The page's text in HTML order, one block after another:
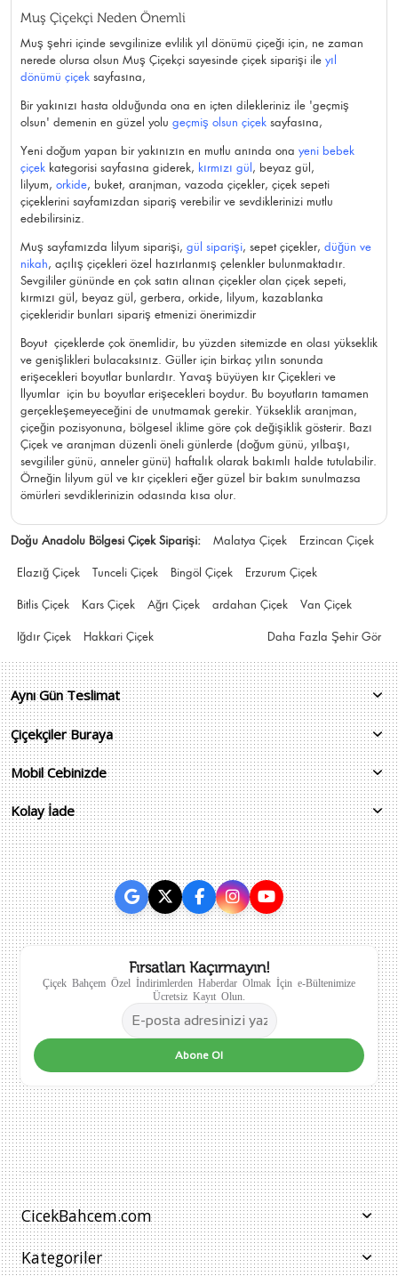
Muş Çiçekçi Neden Önemli
Muş şehri içinde sevgilinize evlilik yıl dönümü çiçeği için, ne zaman
nerede olursa olsun Muş Çiçekçi sayesinde çiçek siparişi ile yıl
dönümü çiçek sayfasına,
Bir yakınızı hasta olduğunda ona en içten dilekleriniz ile 'geçmiş
olsun' demenin en güzel yolu geçmiş olsun çiçek sayfasına,
Yeni doğum yapan bir yakınızın en mutlu anında ona yeni bebek
çiçek kategorisi sayfasına giderek, kırmızı gül, beyaz gül,
lilyum, orkide, buket, aranjman, vazoda çiçekler, çiçek sepeti
çiçeklerini sayfamızdan sipariş verebilir ve sevdiklerinizi mutlu
edebilirsiniz.
Muş sayfamızda lilyum siparişi, gül siparişi, sepet çiçekler, düğün ve
nikah, açılış çiçekleri özel hazırlanmış çelenkler bulunmaktadır.
Sevgililer gününde en çok satın alınan çiçekler olan çiçek sepeti,
kırmızı gül, beyaz gül, gerbera, orkide, lilyum, kazablanka
çiçekleridir bunları sipariş etmenizi önerimizdir
Boyut çiçeklerde çok önemlidir, bu yüzden sitemizde en olası yükseklik
ve genişlikleri bulacaksınız. Güller için birkaç yılın sonunda
erişecekleri boyutlar bunlardır. Yavaş büyüyen kır Çiçekleri ve
llyumlar için bu boyutlar erişecekleri boydur. Bu boyutların tamamen
gerçekleşemeyeceğini de unutmamak gerekir. Yükseklik aranjman,
çiçeğin pozisyonuna, bölgesel iklime göre çok değişiklik gösterir. Bazı
Çiçek ve aranjman düzenli öneli günlerde (doğum günü, yılbaşı,
sevgililer günü, anneler günü) haftalık olarak bakımlı halde tutulabilir.
Örneğin lilyum gül ve kır çiçekleri eğer güzel bir bakım sunulmazsa
ömürleri sevdiklerinizin odasında kısa olur.
Doğu Anadolu Bölgesi Çiçek Siparişi: Malatya Çiçek Erzincan Çiçek
Elazığ Çiçek Tunceli Çiçek Bingöl Çiçek Erzurum Çiçek
Bitlis Çiçek Kars Çiçek Ağrı Çiçek ardahan Çiçek Van Çiçek
Iğdır Çiçek Hakkari Çiçek Daha Fazla Şehir Gör
Aynı Gün Teslimat
Çiçekçiler Buraya
Mobil Cebinizde
Kolay İade
Fırsatları Kaçırmayın!
Çiçek Bahçem Özel İndirimlerden Haberdar Olmak İçin e-Bültenimize
Ücretsiz Kayıt Olun.
Abone Ol
CicekBahcem.com
Kategoriler